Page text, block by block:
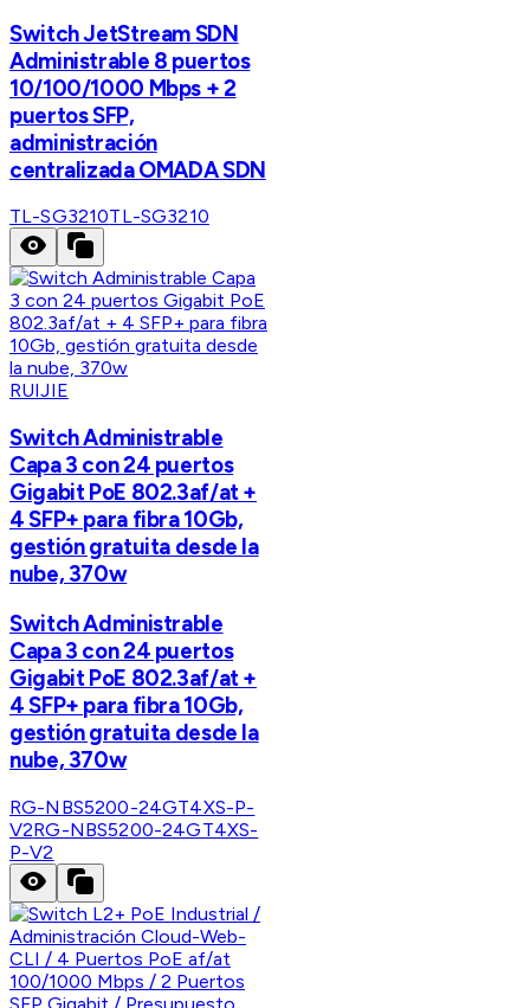
Switch JetStream SDN
Administrable 8 puertos
10/100/1000 Mbps + 2
puertos SFP,
administración
centralizada OMADA SDN
TL-SG3210TL-SG3210
RUIJIE
Switch Administrable
Capa 3 con 24 puertos
Gigabit PoE 802.3af/at +
4 SFP+ para fibra 10Gb,
gestión gratuita desde la
nube, 370w
Switch Administrable
Capa 3 con 24 puertos
Gigabit PoE 802.3af/at +
4 SFP+ para fibra 10Gb,
gestión gratuita desde la
nube, 370w
RG-NBS5200-24GT4XS-P-
V2RG-NBS5200-24GT4XS-
P-V2